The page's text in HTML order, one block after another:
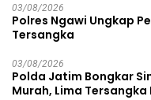
03/08/2026
Polres Ngawi Ungkap
Tersangka
03/08/2026
Polda Jatim Bongkar
Murah, Lima